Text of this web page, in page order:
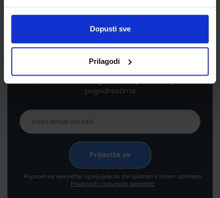
Dopusti sve
Prilagodi
Newsletter prijava
proizvodima i uslugama, akcijama i drugim
pogodnostima
Prijavom na newsletter izjavljujete da ste upoznati s našom politikom
Privatnosti i sigurnosti podataka